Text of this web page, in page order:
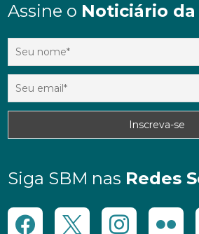
Assine o Noticiário da
Siga SBM nas Redes